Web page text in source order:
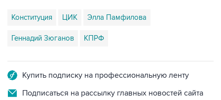
Конституция ЦИК Элла Памфилова
Геннадий Зюганов КПРФ
Купить подписку на профессиональную ленту
Подписаться на рассылку главных новостей сайта